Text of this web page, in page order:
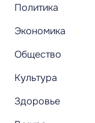
Политика
Экономика
Общество
Культура
Здоровье